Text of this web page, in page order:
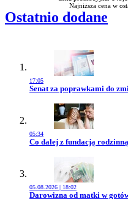
Najniższa cena w
Ostatnio dodane
17:05
Przejdź do artykułu:
Senat za poprawkami do
05:34
Przejdź do artykułu:
Co dalej z fundacją
05.08.2026 | 18:02
Przejdź do artykułu:
Darowizna od matki w